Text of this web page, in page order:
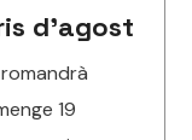
d’agost
19